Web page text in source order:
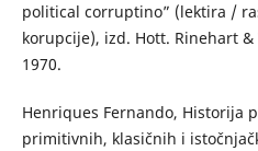
political corruptino” (lektira /
korupcije), izd. Hott. Rinehart
1970.
Henriques Fernando, Historija
primitivnih, klasičnih i